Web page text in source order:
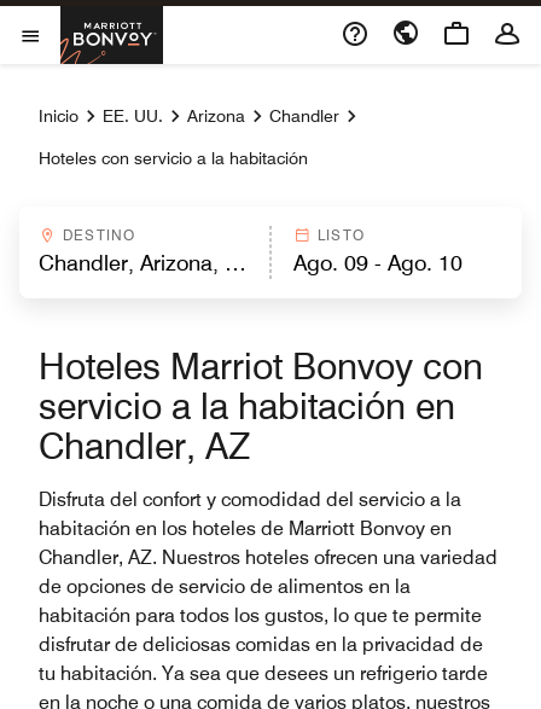
Skip to Content
Abrir el menú
Marriott Bonvoy
Inicio EE. UU. Arizona Chandler
Hoteles con servicio a la habitación
DESTINO LISTO
Hoteles Marriot Bonvoy con
servicio a la habitación en
Chandler, AZ
Disfruta del confort y comodidad del servicio a la
habitación en los hoteles de Marriott Bonvoy en
Chandler, AZ. Nuestros hoteles ofrecen una variedad
de opciones de servicio de alimentos en la
habitación para todos los gustos, lo que te permite
disfrutar de deliciosas comidas en la privacidad de
tu habitación. Ya sea que desees un refrigerio tarde
en la noche o una comida de varios platos, nuestros